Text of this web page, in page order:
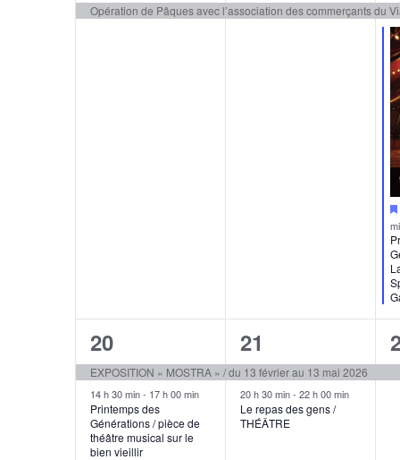
Opération de Pâques avec l’association des commerçants du
2
évènements,
20
EXPOSITION « MOSTRA » / du 13 février au 13 mai 2026
14 h 30 min- 17 h 00 min
Printemps des
Générations / pièce de
théâtre musical sur le
bien vieillir
2
évènements,
21
20 h 30 min- 22 h 00 min
Le repas des gens /
THÉÂTRE
1